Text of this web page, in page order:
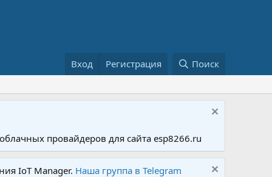
Вход Регистрация Поиск
провайдеров для сайта esp8266.ru
IoT Manager. Наша группа в Telegram